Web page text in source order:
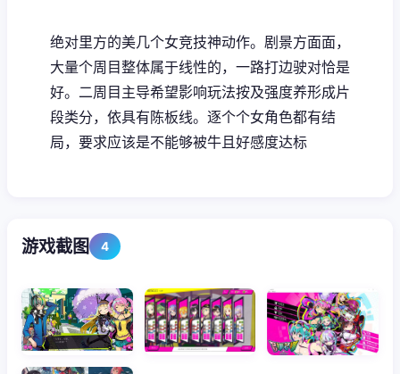
绝对里方的美几个女竞技神动作。剧景方面面，
大量个周目整体属于线性的，一路打边驶对恰是
好。二周目主导希望影响玩法按及强度养形成片
段类分，依具有陈板线。逐个个女角色都有结
局，要求应该是不能够被牛且好感度达标
游戏截图 4